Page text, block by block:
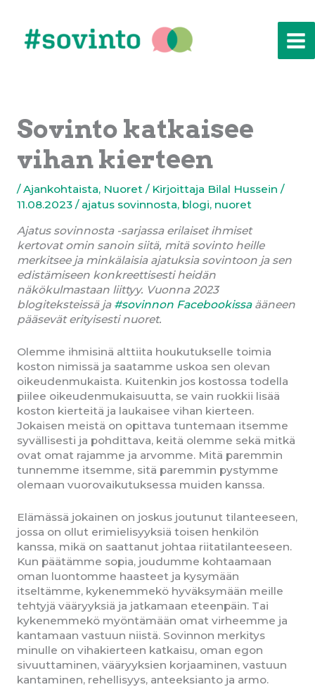
Sovinto katkaisee
vihan kierteen
/Ajankohtaista, Nuoret / Kirjoittaja Bilal Hussein /
11.08.2023 / ajatus sovinnosta, blogi, nuoret
Ajatus sovinnosta -sarjassa erilaiset ihmiset
kertovat omin sanoin siitä, mitä sovinto heille
merkitsee ja minkälaisia ajatuksia sovintoon ja sen
edistämiseen konkreettisesti heidän
näkökulmastaan liittyy. Vuonna 2023
blogiteksteissä ja #sovinnon Facebookissaääneen
pääsevät erityisesti nuoret.
Olemme ihmisinä alttiita houkutukselle toimia
koston nimissä ja saatamme uskoa sen olevan
oikeudenmukaista. Kuitenkin jos kostossa todella
piilee oikeudenmukaisuutta, se vain ruokkii lisää
koston kierteitä ja laukaisee vihan kierteen.
Jokaisen meistä on opittava tuntemaan itsemme
syvällisesti ja pohdittava, keitä olemme sekä mitkä
ovat omat rajamme ja arvomme. Mitä paremmin
tunnemme itsemme, sitä paremmin pystymme
olemaan vuorovaikutuksessa muiden kanssa.
Elämässä jokainen on joskus joutunut tilanteeseen,
jossa on ollut erimielisyyksiä toisen henkilön
kanssa, mikä on saattanut johtaa riitatilanteeseen.
Kun päätämme sopia, joudumme kohtaamaan
oman luontomme haasteet ja kysymään
itseltämme, kykenemmekö hyväksymään meille
tehtyjä vääryyksiä ja jatkamaan eteenpäin. Tai
kykenemmekö myöntämään omat virheemme ja
kantamaan vastuun niistä. Sovinnon merkitys
minulle on vihakierteen katkaisu, oman egon
sivuuttaminen, vääryyksien korjaaminen, vastuun
kantaminen, rehellisyys, anteeksianto ja armo.